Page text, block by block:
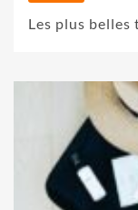
Les plus belles